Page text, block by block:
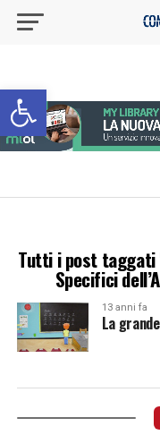
Apri la barra degli strumenti
Tutti i post taggati
Specifici
13 anni fa
La